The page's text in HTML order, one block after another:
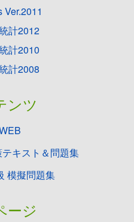
計2012
計2010
計2008
ンツ
キスト＆問題集
模擬問題集
ージ